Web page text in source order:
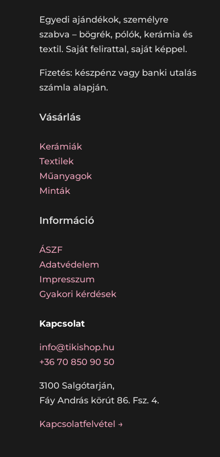
Egyedi ajándékok, személyre
szabva – bögrék, pólók, kerámia és
textil. Saját felirattal, saját képpel.
Fizetés: készpénz vagy banki utalás
számla alapján.
Vásárlás
Kerámiák
Textilek
Műanyagok
Minták
Információ
ÁSZF
Adatvédelem
Impresszum
Gyakori kérdések
Kapcsolat
info@tikishop.hu
+36 70 850 90 50
3100 Salgótarján,
Fáy András körút 86. Fsz. 4.
Kapcsolatfelvétel →